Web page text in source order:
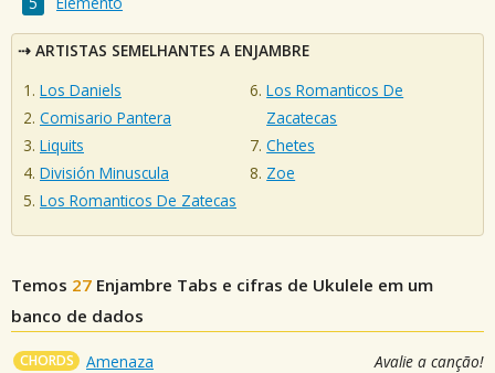
ARTISTAS SEMELHANTES A ENJAMBRE
Los Daniels
Comisario Pantera
Liquits
División Minuscula
Los Romanticos De Zatecas
Los Romanticos De
Zacatecas
Chetes
Zoe
Temos 27 Enjambre Tabs e cifras de Ukulele em um
banco de dados
CHORDS Amenaza Avalie a canção!